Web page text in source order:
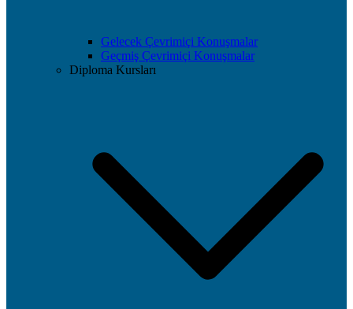
Gelecek Çevrimiçi Konuşmalar
Geçmiş Çevrimiçi Konuşmalar
Diploma Kursları